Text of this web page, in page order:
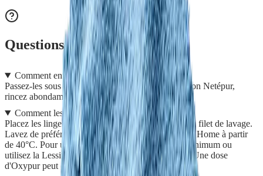
Questions fréquentes
Comment entretenir les lingettes à la main ?
Passez-les sous l'eau chaude, savonnez avec le savon Netépur,
rincez abondamment, essorez bien et laissez sécher.
Comment les laver en machine ?
Placez les lingettes préalablement nettoyées dans un filet de lavage.
Lavez de préférence avec la Lessive Solide H2O at Home à partir
de 40°C. Pour un effet bactéricide, lavez à 60°C minimum ou
utilisez la Lessive Poudre Désinfectante dès 40°C. Une dose
d'Oxypur peut être ajoutée en cas de taches tenaces.